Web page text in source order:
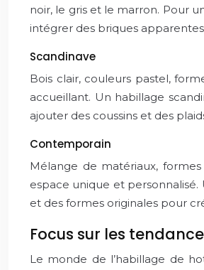
noir, le gris et le marron. Pour
intégrer des briques
Scandinave
Bois clair, couleurs pastel,
accueillant. Un habillage
ajouter des coussins et des
Contemporain
Mélange de matériaux,
espace unique et
et des formes originales pour
Focus sur les
Le monde de l’habillage de